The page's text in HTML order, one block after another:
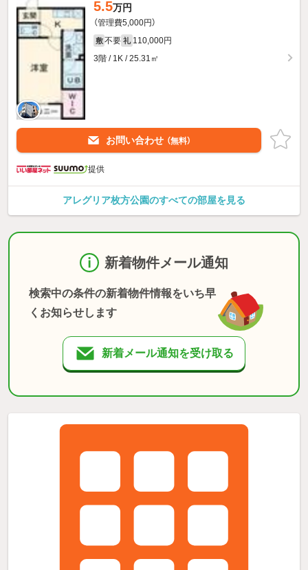
5.5万円
（管理費5,000円）
敷 不要 礼 110,000円
3階 / 1K / 25.31㎡
お問い合わせ （無料）
提供
アレグリア枚方公園のすべての部屋を見る
新着物件メール通知
検索中の条件の新着物件情報をいち早
くお知らせします
新着メール通知を受け取る